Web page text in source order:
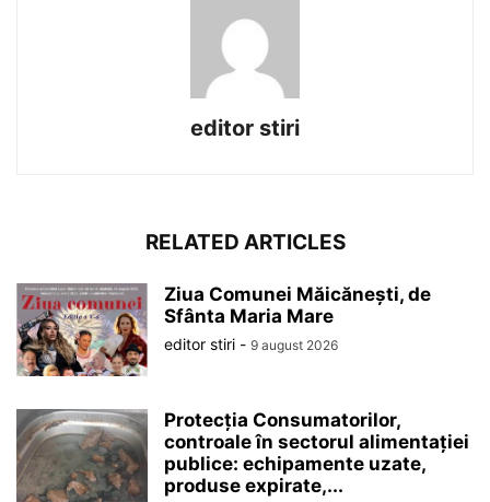
editor stiri
RELATED ARTICLES
Ziua Comunei Măicănești, de
Sfânta Maria Mare
editor stiri - 9 august 2026
Protecția Consumatorilor,
controale în sectorul alimentației
publice: echipamente uzate,
produse expirate,...